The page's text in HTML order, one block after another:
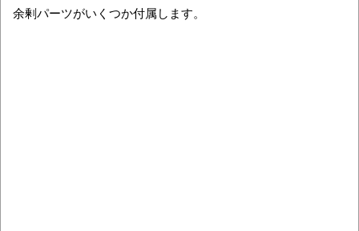
余剰パーツがいくつか付属します。